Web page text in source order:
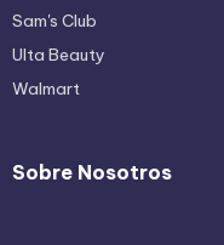
Sam's Club
Ulta Beauty
Walmart
Sobre Nosotros